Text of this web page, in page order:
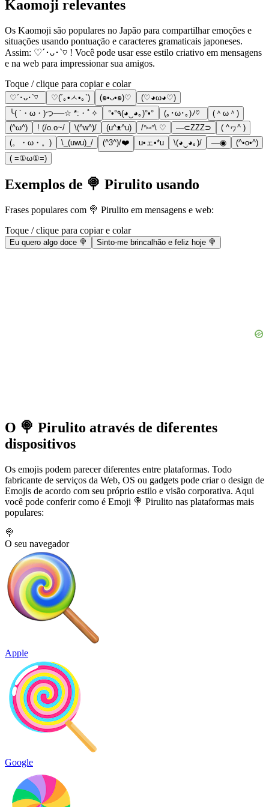
Kaomoji relevantes
Os Kaomoji são populares no Japão para compartilhar emoções e
situações usando pontuação e caracteres gramaticais japoneses.
Assim: ♡´･ᴗ･`♡ ! Você pode usar esse estilo criativo em mensagens
e na web para impressionar sua amigos.
Toque / clique para copiar e colar
♡´･ᴗ･`♡ ♡(´｡•ㅅ•｡`) (๑•ᴗ•๑)♡
(♡◕ω◕♡)
╰( ´・ω・)つ──☆ *:・ﾟ✧
°•°٩(◕‿◕｡)°•° (｡･ω･｡)ﾉ♡
(＾ω＾)
(^ω^)
! (/o.o~/ \(^w^)/ (u^ᴥ^u) /ᐢ⑅ᐢ\ ♡ ―⊂ZZZ⊃
( ^ヮ^ )
(。・ω・。)
\_(uwu)_/ (^3^)/❤️ u•ェ•*u \(◕‿◕｡)/ ––◉
(^•о•^)
( =①ω①=)
Exemplos de 🍭 Pirulito usando
Frases populares com 🍭 Pirulito em mensagens e web:
Toque / clique para copiar e colar
Eu quero algo doce 🍭 Sinto-me brincalhão e feliz hoje 🍭
O 🍭 Pirulito através de diferentes
dispositivos
Os emojis podem parecer diferentes entre plataformas. Todo
fabricante de serviços da Web, OS ou gadgets pode criar o design de
Emojis de acordo com seu próprio estilo e visão corporativa. Aqui
você pode conferir como é Emoji 🍭 Pirulito nas plataformas mais
populares:
🍭
O seu navegador
Apple
Google